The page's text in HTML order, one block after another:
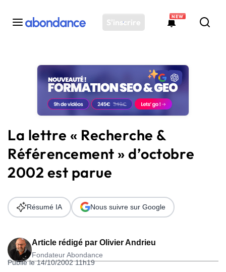
S'inscrire
NEW
Toutes les actus
Actus SEO
Plateforme
Solutions
Ressources
Audit SEO
La lettre « Recherche &
Référencement » d’octobre
2002 est parue
Article rédigé par Olivier Andrieu
Fondateur Abondance
Publié le 14/10/2002 11h19
Résumé IA Nous suivre sur Google